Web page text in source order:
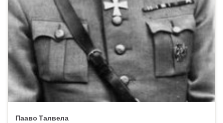
Пааво Талвела